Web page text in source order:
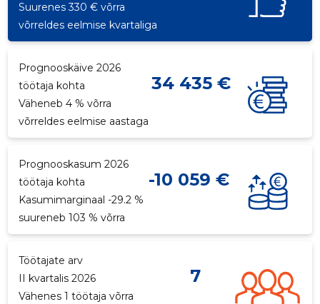
Suurenes 330 € võrra
võrreldes eelmise kvartaliga
Prognooskäive 2026
töötaja kohta
34 435 €
Väheneb 4 % võrra
võrreldes eelmise aastaga
Prognooskasum 2026
töötaja kohta
-10 059 €
Kasumimarginaal -29.2 %
suureneb 103 % võrra
Töötajate arv
II kvartalis 2026
7
Vähenes 1 töötaja võrra